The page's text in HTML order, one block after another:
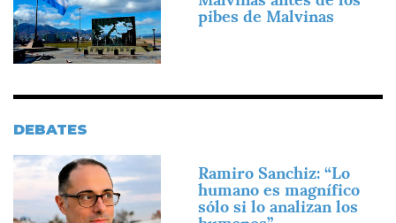
pibes de Malvinas
DEBATES
Imagen
Ramiro Sanchiz: “Lo
humano es magnífico
sólo si lo analizan los